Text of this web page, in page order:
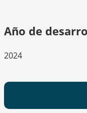
Año de
2024